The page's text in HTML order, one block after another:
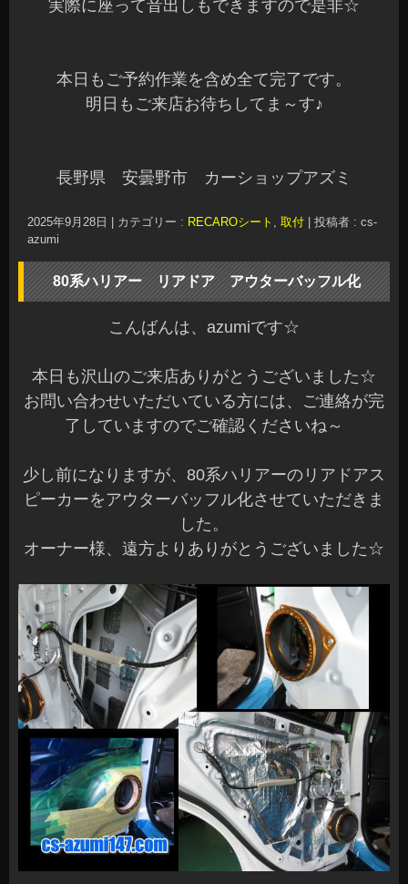
実際に座って音出しもできますので是非☆
本日もご予約作業を含め全て完了です。
明日もご来店お待ちしてま～す♪
長野県 安曇野市 カーショップアズミ
2025年9月28日 カテゴリー : RECAROシート , 取付
投稿者 : cs-
azumi
80系ハリアー リアドア アウターバッフル化
こんばんは、azumiです☆
本日も沢山のご来店ありがとうございました☆
お問い合わせいただいている方には、ご連絡が完
了していますのでご確認くださいね～
少し前になりますが、80系ハリアーのリアドアス
ピーカーをアウターバッフル化させていただきま
した。
オーナー様、遠方よりありがとうございました☆